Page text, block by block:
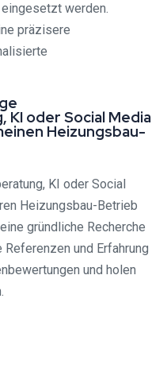
werden.
präzisere
oder Social Media
Heizungsbau-
KI oder Social
Heizungsbau-Betrieb
gründliche Recherche
und Erfahrung
und holen